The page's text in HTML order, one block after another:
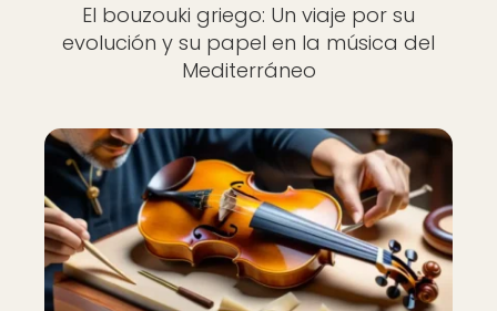
El bouzouki griego: Un viaje por su
evolución y su papel en la música del
Mediterráneo